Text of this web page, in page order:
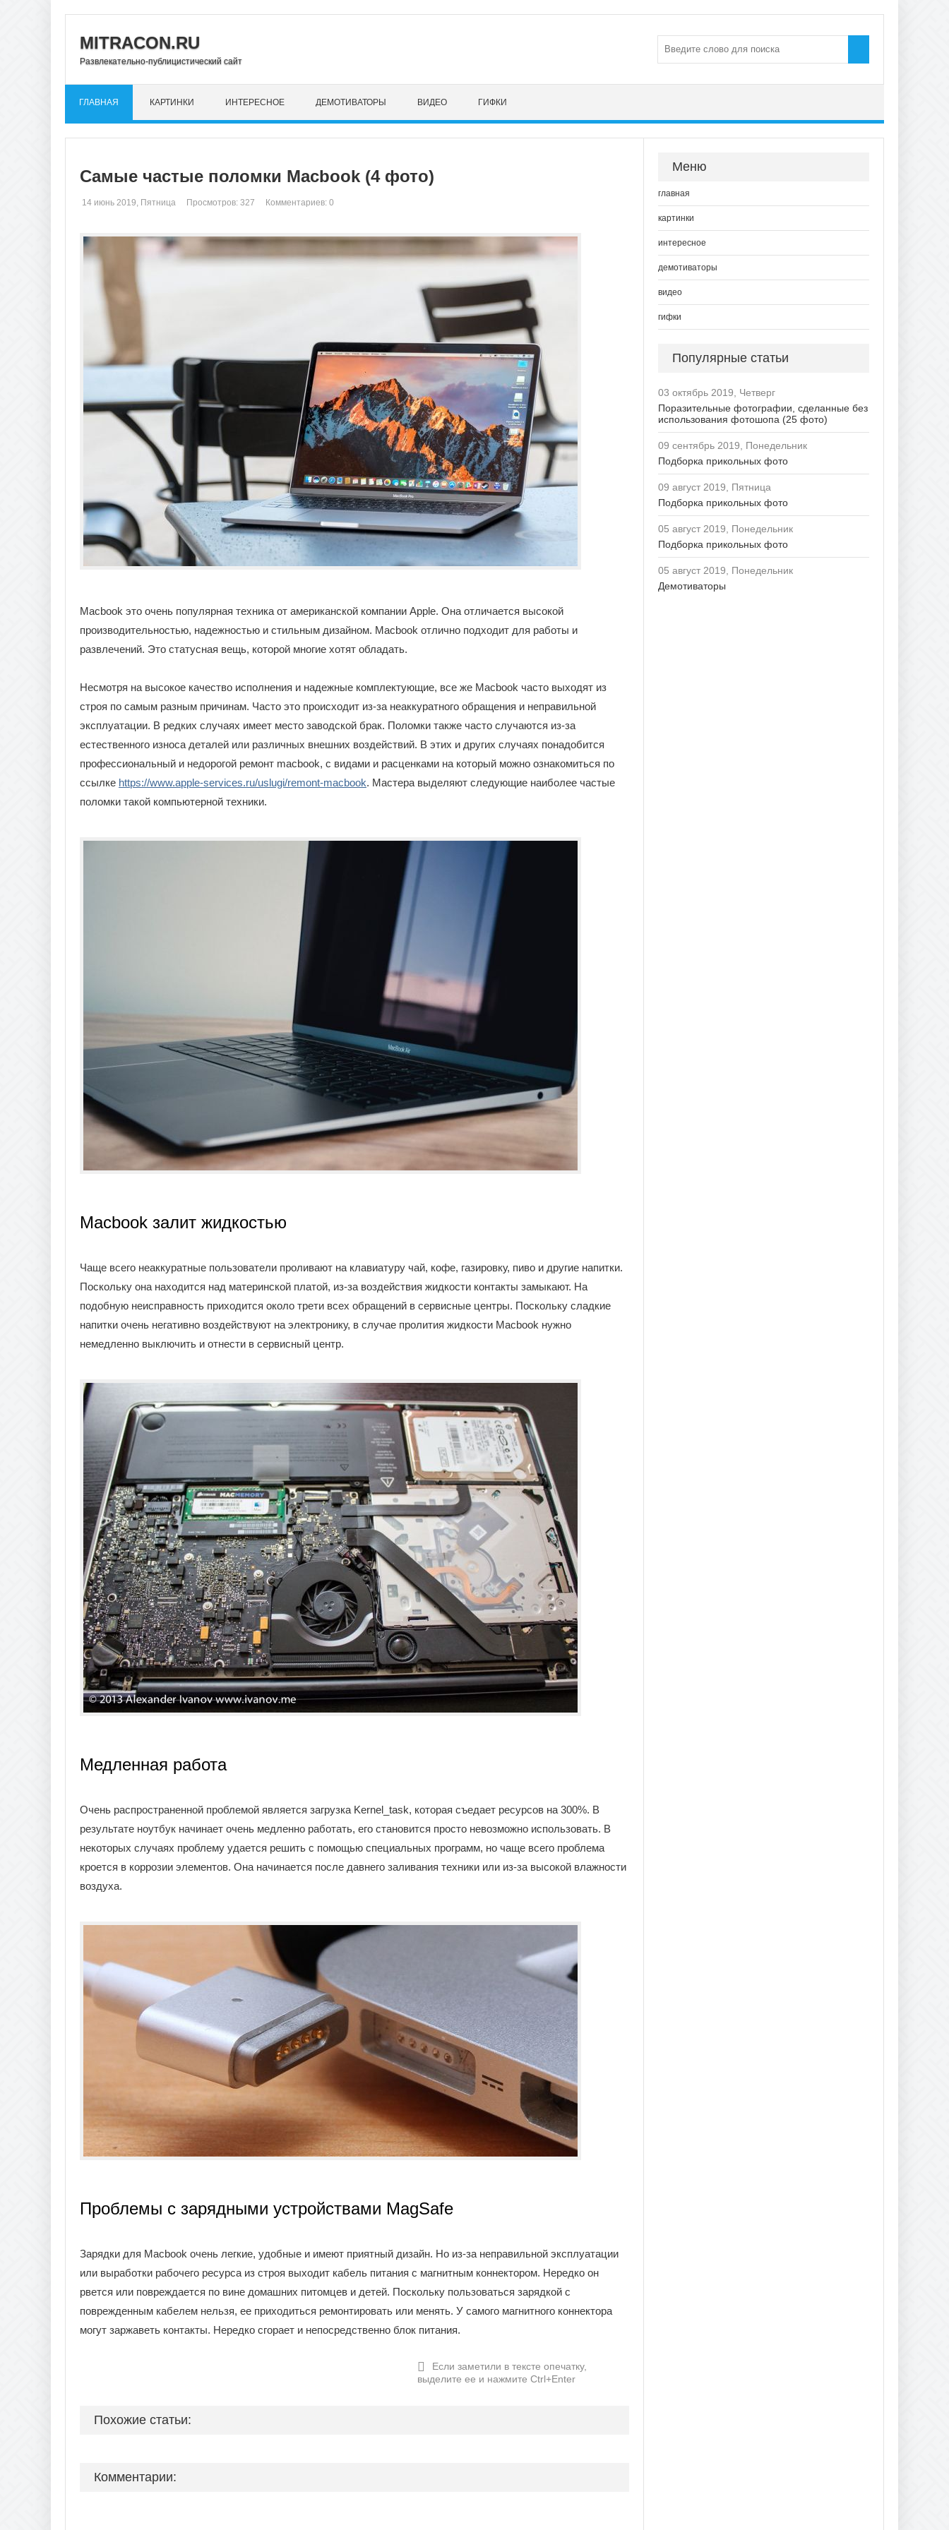
MITRACON.RU
Развлекательно-публицистический сайт
ГЛАВНАЯ КАРТИНКИ ИНТЕРЕСНОЕ ДЕМОТИВАТОРЫ ВИДЕО ГИФКИ
Самые частые поломки Macbook (4 фото)
14 июнь 2019, Пятница Просмотров: 327 Комментариев: 0
Macbook это очень популярная техника от американской компании Apple. Она отличается высокой
производительностью, надежностью и стильным дизайном. Macbook отлично подходит для работы и
развлечений. Это статусная вещь, которой многие хотят обладать.
Несмотря на высокое качество исполнения и надежные комплектующие, все же Macbook часто выходят из
строя по самым разным причинам. Часто это происходит из-за неаккуратного обращения и неправильной
эксплуатации. В редких случаях имеет место заводской брак. Поломки также часто случаются из-за
естественного износа деталей или различных внешних воздействий. В этих и других случаях понадобится
профессиональный и недорогой ремонт macbook, с видами и расценками на который можно ознакомиться по
ссылке https://www.apple-services.ru/uslugi/remont-macbook. Мастера выделяют следующие наиболее частые
поломки такой компьютерной техники.
Macbook залит жидкостью
Чаще всего неаккуратные пользователи проливают на клавиатуру чай, кофе, газировку, пиво и другие напитки.
Поскольку она находится над материнской платой, из-за воздействия жидкости контакты замыкают. На
подобную неисправность приходится около трети всех обращений в сервисные центры. Поскольку сладкие
напитки очень негативно воздействуют на электронику, в случае пролития жидкости Macbook нужно
немедленно выключить и отнести в сервисный центр.
Медленная работа
Очень распространенной проблемой является загрузка Kernel_task, которая съедает ресурсов на 300%. В
результате ноутбук начинает очень медленно работать, его становится просто невозможно использовать. В
некоторых случаях проблему удается решить с помощью специальных программ, но чаще всего проблема
кроется в коррозии элементов. Она начинается после давнего заливания техники или из-за высокой влажности
воздуха.
Проблемы с зарядными устройствами MagSafe
Зарядки для Macbook очень легкие, удобные и имеют приятный дизайн. Но из-за неправильной эксплуатации
или выработки рабочего ресурса из строя выходит кабель питания с магнитным коннектором. Нередко он
рвется или повреждается по вине домашних питомцев и детей. Поскольку пользоваться зарядкой с
поврежденным кабелем нельзя, ее приходиться ремонтировать или менять. У самого магнитного коннектора
могут заржаветь контакты. Нередко сгорает и непосредственно блок питания.
Похожие статьи:
Комментарии:
Меню
главная
картинки
интересное
демотиваторы
видео
гифки
Популярные статьи
03 октябрь 2019, Четверг
Поразительные фотографии, сделанные без
использования фотошопа (25 фото)
09 сентябрь 2019, Понедельник
Подборка прикольных фото
09 август 2019, Пятница
Подборка прикольных фото
05 август 2019, Понедельник
Подборка прикольных фото
05 август 2019, Понедельник
Демотиваторы